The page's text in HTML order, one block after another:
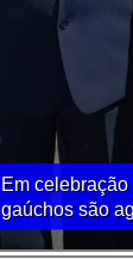
Em
gaúchos são